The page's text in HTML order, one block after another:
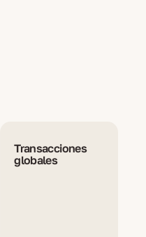
Transacciones
globales